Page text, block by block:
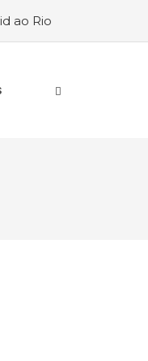
ao Rio